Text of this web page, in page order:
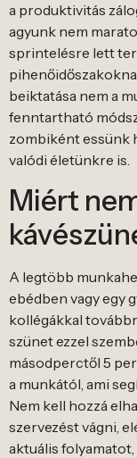
a produktivitás
agyunk nem
sprintelésre lett
beiktatása nem a
fenntartható
zombiként essünk
valódi életünkre is.
Miért
A legtöbb
ebédben vagy egy
kollégákkal
szünet ezzel
másodperctől 5
a munkától, ami
Nem kell hozzá
szervezést vágni,
aktuális